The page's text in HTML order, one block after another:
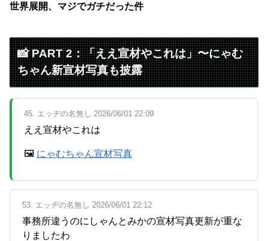
世界展開、マジでガチだった件
📸 PART 2：「ええ宣材やこれは」〜にゃむ
ちゃん新宣材写真も披露
45. エッヂの名無し 2026/06/01 22:09
ええ宣材やこれは
🖼 にゃむちゃん宣材写真
53. エッヂの名無し 2026/06/01 22:12
事務所違うのにしゃんとみかの宣材写真更新が重な
りましたわ